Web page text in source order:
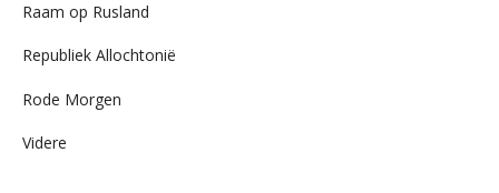
Raam op Rusland
Republiek Allochtonië
Rode Morgen
Videre